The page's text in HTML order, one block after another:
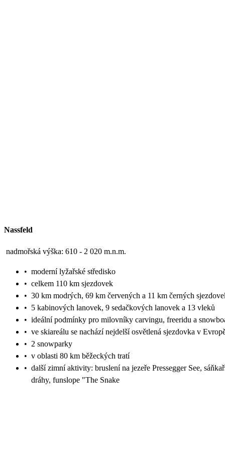
Nassfeld
nadmořská výška: 610 - 2 020 m.n.m.
• moderní lyžařské středisko
• celkem 110 km sjezdovek
• 30 km modrých, 69 km červených a 11 km černých
• 5 kabinových lanovek, 9 sedačkových lanovek a 13 vleků
• ideální podmínky pro milovníky carvingu, freeridu a
• ve skiareálu se nachází nejdelší osvětlená sjezdovka v
• 2 snowparky
• v oblasti 80 km běžeckých tratí
• další zimní aktivity: bruslení na jezeře Pressegger See,
dráhy, funslope "The Snake